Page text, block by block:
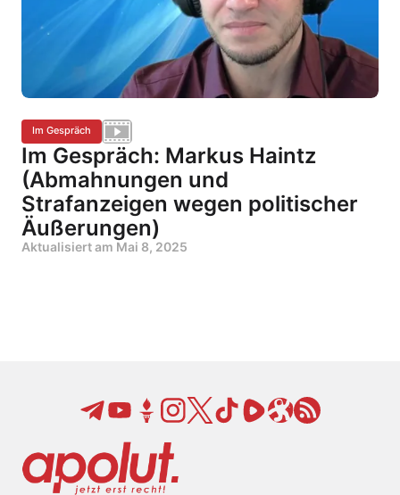
Im Gespräch
Im Gespräch: Markus Haintz
(Abmahnungen und
Strafanzeigen wegen politischer
Äußerungen)
Aktualisiert am Mai 8, 2025